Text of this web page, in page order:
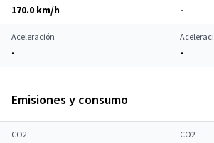
170.0 km/h -
Aceleración
- -
Emisiones y consumo
CO2 CO2